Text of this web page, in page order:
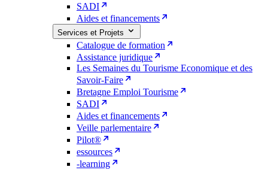
SADI
Aides et financements
Services et Projets
Catalogue de formation
Assistance juridique
Les Semaines du Tourisme Economique et des
Savoir-Faire
Bretagne Emploi Tourisme
SADI
Aides et financements
Veille parlementaire
Pilot®
essources
-learning